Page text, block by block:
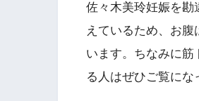
佐々木美玲妊娠を勘
えているため、お
います。ちなみに
る人はぜひご覧にな